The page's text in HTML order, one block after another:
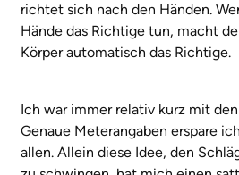
richtet sich nach den Händen.
Hände das Richtige tun, macht
Körper automatisch das Richtige.
Ich war immer relativ kurz mit den
Genaue Meterangaben erspare
allen. Allein diese Idee, den